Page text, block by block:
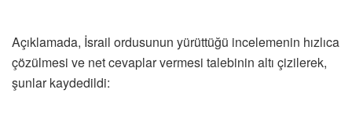
Açıklamada, İsrail ordusunun yürüttüğü incelemenin hızlıca
çözülmesi ve net cevaplar vermesi talebinin altı çizilerek,
şunlar kaydedildi: